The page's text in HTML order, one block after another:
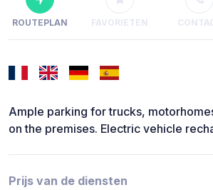
ROUTEPLAN FAVORIETEN
Ample parking for trucks,
on the premises. Electric vehicle
Prijs van de diensten